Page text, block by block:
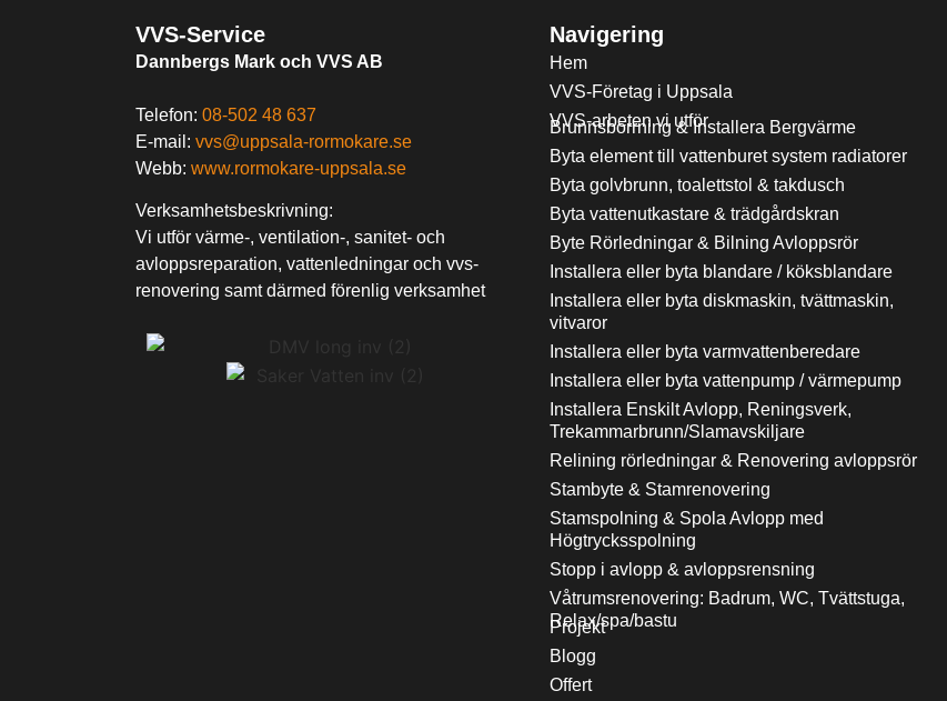
VVS-Service
Dannbergs Mark och VVS AB
Telefon: 08-502 48 637
E-mail: vvs@uppsala-rormokare.se
Webb: www.rormokare-uppsala.se
Verksamhetsbeskrivning:
Vi utför värme-, ventilation-, sanitet- och
avloppsreparation, vattenledningar och vvs-
renovering samt därmed förenlig verksamhet
Navigering
Hem
VVS-Företag i Uppsala
VVS-arbeten vi utför
Brunnsborrning & Installera Bergvärme
Byta element till vattenburet system radiatorer
Byta golvbrunn, toalettstol & takdusch
Byta vattenutkastare & trädgårdskran
Byte Rörledningar & Bilning Avloppsrör
Installera eller byta blandare / köksblandare
Installera eller byta diskmaskin, tvättmaskin,
vitvaror
Installera eller byta varmvattenberedare
Installera eller byta vattenpump / värmepump
Installera Enskilt Avlopp, Reningsverk,
Trekammarbrunn/Slamavskiljare
Relining rörledningar & Renovering avloppsrör
Stambyte & Stamrenovering
Stamspolning & Spola Avlopp med
Högtrycksspolning
Stopp i avlopp & avloppsrensning
Våtrumsrenovering: Badrum, WC, Tvättstuga,
Relax/spa/bastu
Projekt
Blogg
Offert